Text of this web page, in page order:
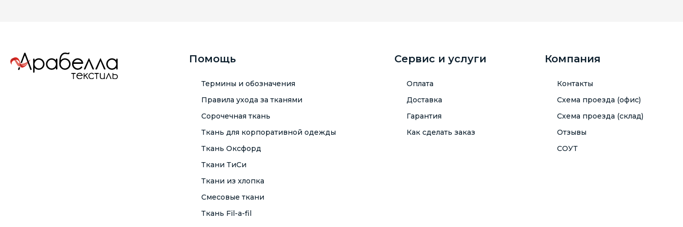
Помощь
Термины и обозначения
Правила ухода за тканями
Сорочечная ткань
Ткань для корпоративной одежды
Ткань Оксфорд
Ткани ТиСи
Ткани из хлопка
Смесовые ткани
Ткань Fil-a-fil
Сервис и услуги
Оплата
Доставка
Гарантия
Как сделать заказ
Компания
Контакты
Схема проезда (офис)
Схема проезда (склад)
Отзывы
СОУТ